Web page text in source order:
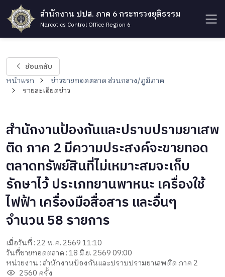
สำนักงาน ปปส. ภาค 6 กระทรวงยุติธรรม
Narcotics Control Office Region 6
ย้อนกลับ
หน้าแรก
ข่าวขายทอดตลาด ส่วนกลาง/ภูมิภาค
รายละเอียดข่าว
สำนักงานป้องกันและปราบปรามยาเสพ
ติด ภาค 2 มีความประสงค์จะขายทอด
ตลาดทรัพย์สินที่ไม่เหมาะสมจะเก็บ
รักษาไว้ ประเภทยานพาหนะ เครื่องใช้
ไฟฟ้า เครื่องมือสื่อสาร และอื่นๆ
จำนวน 58 รายการ
เมื่อวันที่ : 22 พ.ค. 2569 11:10
วันที่ขายทอดตลาด : 18 มิ.ย. 2569 09:00
หน่วยงาน : สำนักงานป้องกันและปราบปรามยาเสพติด ภาค 2
2560 ครั้ง